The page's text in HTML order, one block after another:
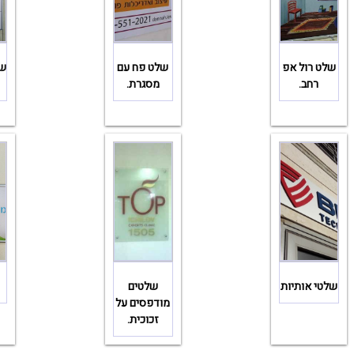
שלט רול אפ
רחב.
שלט פח עם
מסגרת.
שלטי אותיות
שלטים
מודפסים על
זכוכית.